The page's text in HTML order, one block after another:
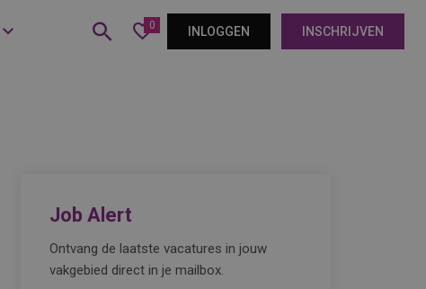
0 INLOGGEN INSCHRIJVEN
Job Alert
Ontvang de laatste vacatures in jouw
vakgebied direct in je mailbox.